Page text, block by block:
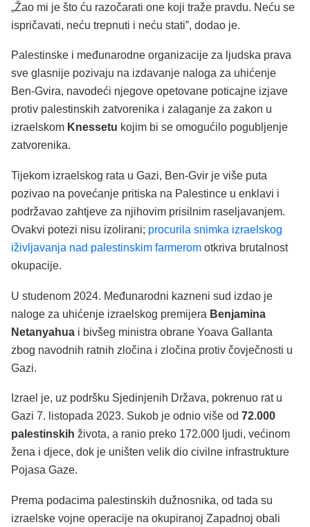
„Žao mi je što ću razočarati one koji traže pravdu. Neću se
ispričavati, neću trepnuti i neću stati”, dodao je.
Palestinske i međunarodne organizacije za ljudska prava
sve glasnije pozivaju na izdavanje naloga za uhićenje
Ben-Gvira, navodeći njegove opetovane poticajne izjave
protiv palestinskih zatvorenika i zalaganje za zakon u
izraelskom Knessetu kojim bi se omogućilo pogubljenje
zatvorenika.
Tijekom izraelskog rata u Gazi, Ben-Gvir je više puta
pozivao na povećanje pritiska na Palestince u enklavi i
podržavao zahtjeve za njihovim prisilnim raseljavanjem.
Ovakvi potezi nisu izolirani; procurila snimka izraelskog
iživljavanja nad palestinskim farmerom otkriva brutalnost
okupacije.
U studenom 2024. Međunarodni kazneni sud izdao je
naloge za uhićenje izraelskog premijera Benjamina
Netanyahua i bivšeg ministra obrane Yoava Gallanta
zbog navodnih ratnih zločina i zločina protiv čovječnosti u
Gazi.
Izrael je, uz podršku Sjedinjenih Država, pokrenuo rat u
Gazi 7. listopada 2023. Sukob je odnio više od 72.000
palestinskih života, a ranio preko 172.000 ljudi, većinom
žena i djece, dok je uništen velik dio civilne infrastrukture
Pojasa Gaze.
Prema podacima palestinskih dužnosnika, od tada su
izraelske vojne operacije na okupiranoj Zapadnoj obali